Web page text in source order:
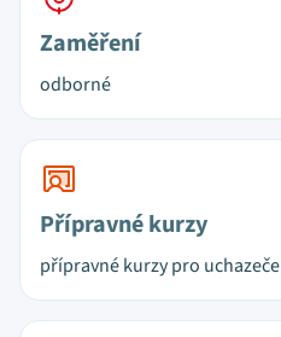
Zaměření
odborné
Přípravné kurzy
přípravné kurzy pro uchazeče